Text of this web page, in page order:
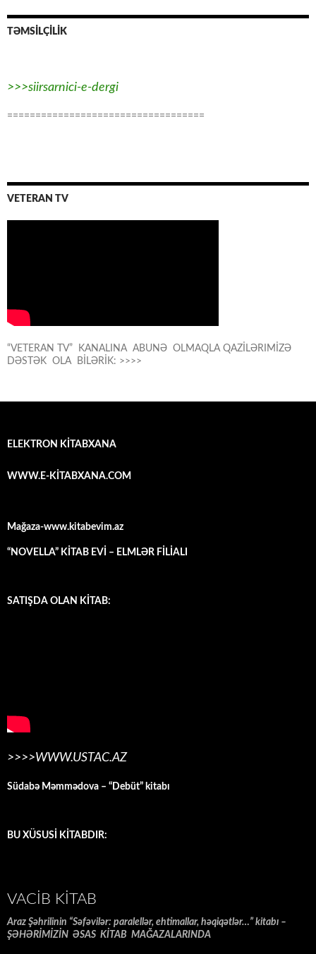
TƏMSİLÇİLİK
>>>siirsarnici-e-dergi
===================================
VETERAN TV
“VETERAN TV” KANALINA ABUNƏ OLMAQLA QAZİLƏRIMİZƏ
DƏSTƏK OLA BİLƏRİK: >>>>
ELEKTRON KİTABXANA
WWW.E-KİTABXANA.COM
Mağaza-www.kitabevim.az
“NOVELLA” KİTAB EVİ – ELMLƏR FİLİALI
SATIŞDA OLAN KİTAB:
>>>>WWW.USTAC.AZ
Südabə Məmmədova – “Debüt” kitabı
BU XÜSUSİ KİTABDIR:
VACIB KITAB
Araz Şəhrilinin “Səfəvilər: paralellər, ehtimallar, həqiqətlər…” kitabı –
ŞƏHƏRİMİZİN ƏSAS KİTAB MAĞAZALARINDA